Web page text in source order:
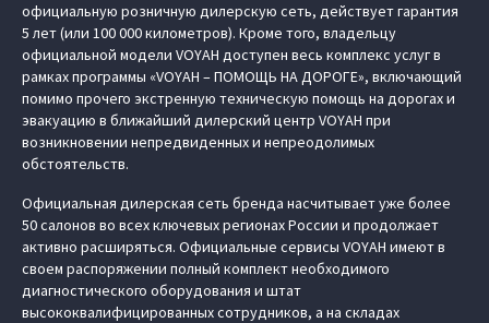
официальную розничную дилерскую сеть, действует гарантия
5 лет (или 100 000 километров). Кроме того, владельцу
официальной модели VOYAH доступен весь комплекс услуг в
рамках программы «VOYAH – ПОМОЩЬ НА ДОРОГЕ», включающий
помимо прочего экстренную техническую помощь на дорогах и
эвакуацию в ближайший дилерский центр VOYAH при
возникновении непредвиденных и непреодолимых
обстоятельств.
Официальная дилерская сеть бренда насчитывает уже более
50 салонов во всех ключевых регионах России и продолжает
активно расширяться. Официальные сервисы VOYAH имеют в
своем распоряжении полный комплект необходимого
диагностического оборудования и штат
высококвалифицированных сотрудников, а на складах